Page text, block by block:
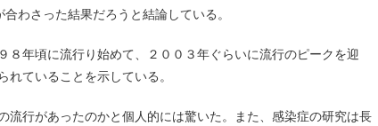
わさった結果だろうと結論している。
８年頃に流行り始めて、２００３年ぐらいに流行のピークを迎
れていることを示している。
流行があったのかと個人的には驚いた。また、感染症の研究は長